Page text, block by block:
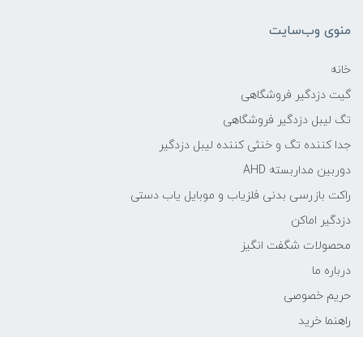
منوی وب‌سایت
خانه
گیت دزدگیر فروشگاهی
تگ لیبل دزدگیر فروشگاهی
جدا کننده تگ و خنثی کننده لیبل دزدگیر
دوربین مداربسته AHD
راکت بازرسی بدنی فلزیاب و موبایل یاب دستی
دزدگیر اماکن
محصولات شگفت انگیز
درباره ما
حریم خصوصی
راهنما خرید